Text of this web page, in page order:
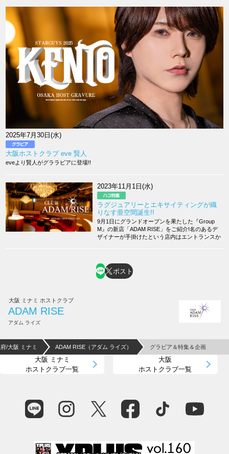
2025年7月30日(水)
大阪ホストクラブ eve 賢人
eveより賢人がグララビアに登場!!
2023年11月1日(水)
ラグジュアリーとエキサイティングが織
りなす亜空間誕生!!
9月1日にグランドオープンを果たした『Group
M』の新店「ADAM RISE」をご紹介!名のあるデ
ザイナーが手掛けたという店内はエントランスか
工費1億円以上をかけたという西日本最大級の豪
華店、是非足を運んでみて下さい♪
ポスト
大阪 ミナミ ホストクラブ
ADAM RISE
アダム ライズ
/大阪 ミナミ ADAM RISE（アダム ライズ） グラビア＆特集＆企画
大阪 ミナミ
ホストクラブ一覧
大阪
ホストクラブ一覧